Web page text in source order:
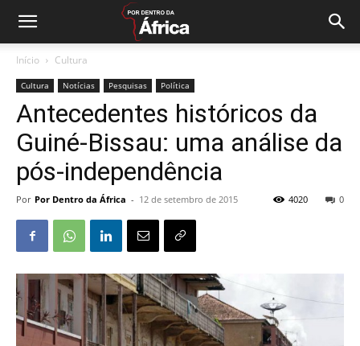
Início Cultura
Cultura Notícias Pesquisas Política
Antecedentes históricos da
Guiné-Bissau: uma análise da
pós-independência
Por Por Dentro da África - 12 de setembro de 2015 0
4020